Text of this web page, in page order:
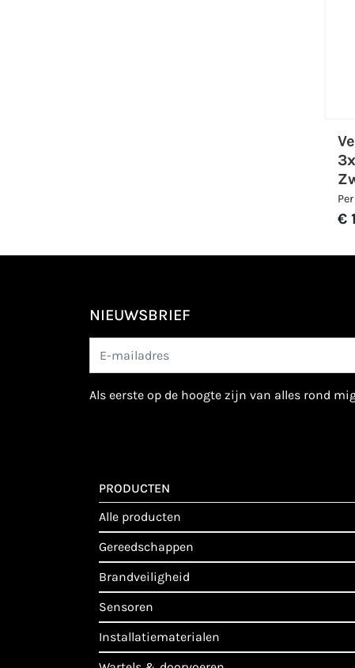
€
NIEUWSBRIEF
als eerste op de hoogte zijn van alles rond
PRODUCTEN
alle producten
gereedschappen
brandveiligheid
sensoren
installatiematerialen